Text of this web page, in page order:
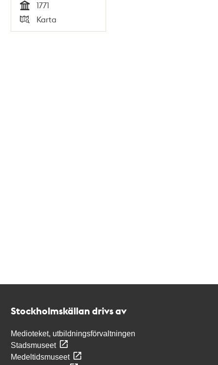
Tid
1771
Typ
Karta
Stockholmskällan drivs av
Medioteket, utbildningsförvaltningen
Stadsmuseet
Medeltidsmuseet